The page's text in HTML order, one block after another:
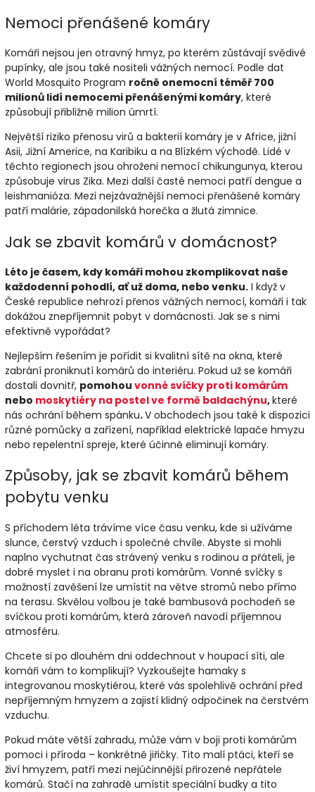
Nemoci přenášené komáry
Komáři nejsou jen otravný hmyz, po kterém zůstávají svědivé
pupínky, ale jsou také nositeli vážných nemocí. Podle dat
World Mosquito Program ročně onemocní téměř 700
milionů lidí nemocemi přenášenými komáry, které
způsobují přibližně milion úmrtí.
Největší riziko přenosu virů a bakterií komáry je v Africe, jižní
Asii, Jižní Americe, na Karibiku a na Blízkém východě. Lidé v
těchto regionech jsou ohroženi nemocí chikungunya, kterou
způsobuje virus Zika. Mezi další časté nemoci patří dengue a
leishmanióza. Mezi nejzávažnější nemoci přenášené komáry
patří malárie, západonilská horečka a žlutá zimnice.
Jak se zbavit komárů v domácnost?
Léto je časem, kdy komáři mohou zkomplikovat naše
každodenní pohodlí, ať už doma, nebo venku. I když v
České republice nehrozí přenos vážných nemocí, komáři i tak
dokážou znepříjemnit pobyt v domácnosti. Jak se s nimi
efektivně vypořádat?
Nejlepším řešením je pořídit si kvalitní sítě na okna, které
zabrání proniknutí komárů do interiéru. Pokud už se komáři
dostali dovnitř, pomohou vonné svíčky proti komárům
nebo moskytiéry na postel ve formě baldachýnu,které
nás ochrání během spánku.V obchodech jsou také k dispozici
různé pomůcky a zařízení, například elektrické lapače hmyzu
nebo repelentní spreje, které účinně eliminují komáry.
Způsoby, jak se zbavit komárů během
pobytu venku
S příchodem léta trávíme více času venku, kde si užíváme
slunce, čerstvý vzduch i společné chvíle. Abyste si mohli
naplno vychutnat čas strávený venku s rodinou a přáteli, je
dobré myslet i na obranu proti komárům. Vonné svíčky s
možností zavěšení lze umístit na větve stromů nebo přímo
na terasu. Skvělou volbou je také bambusová pochodeň se
svíčkou proti komárům, která zároveň navodí příjemnou
atmosféru.
Chcete si po dlouhém dni oddechnout v houpací síti, ale
komáři vám to komplikují? Vyzkoušejte hamaky s
integrovanou moskytiérou, které vás spolehlivě ochrání před
nepříjemným hmyzem a zajistí klidný odpočinek na čerstvém
vzduchu.
Pokud máte větší zahradu, může vám v boji proti komárům
pomoci i příroda – konkrétně jiřičky. Tito malí ptáci, kteří se
živí hmyzem, patří mezi nejúčinnější přirozené nepřátele
komárů. Stačí na zahradě umístit speciální budky a tito